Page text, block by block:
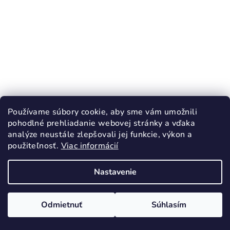
Používame súbory cookie, aby sme vám umožnili
pohodlné prehliadanie webovej stránky a vďaka
analýze neustále zlepšovali jej funkcie, výkon a
použiteľnosť. Viac informácií
Nastavenie
Odmietnuť Súhlasím
D.D.STEP 068 chlapčenské prechodné
topánky Royal Blue 41608
38,90 €
(–30 %)
25
KÓD:3034/25